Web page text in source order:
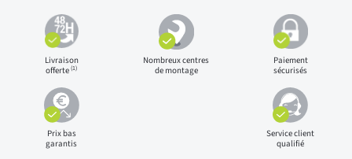
Livraison
offerte(1)
Nombreux centres
de montage
Paiement
sécurisés
Prix bas
garantis
Service client
qualifié